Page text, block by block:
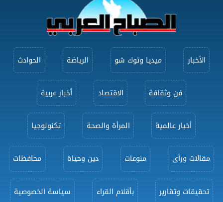
الأخبار ميديا وتوك شو الرياضة الحوادث
فن وثقافة الاقتصاد أخبار عربية
أخبار عالمية المرأة والصحة تكنولوجيا
مقالات ورأى منوعات دين وحياة محافظات
تحقيقات وتقارير بأقلام القراء سياسة الخصوصية